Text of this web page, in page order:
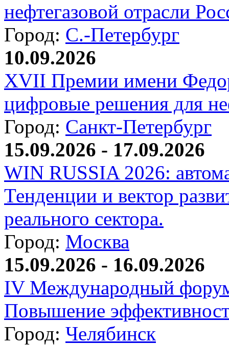
нефтегазовой отрасли
Город: С.-Петербург
10.09.2026
XVII Премии имени
цифровые решения для
Город: Санкт-Петербург
15.09.2026 - 17.09.2026
WIN RUSSIA 2026:
Тенденции и вектор
реального сектора.
Город: Москва
15.09.2026 - 16.09.2026
IV Международный
Повышение
Город: Челябинск